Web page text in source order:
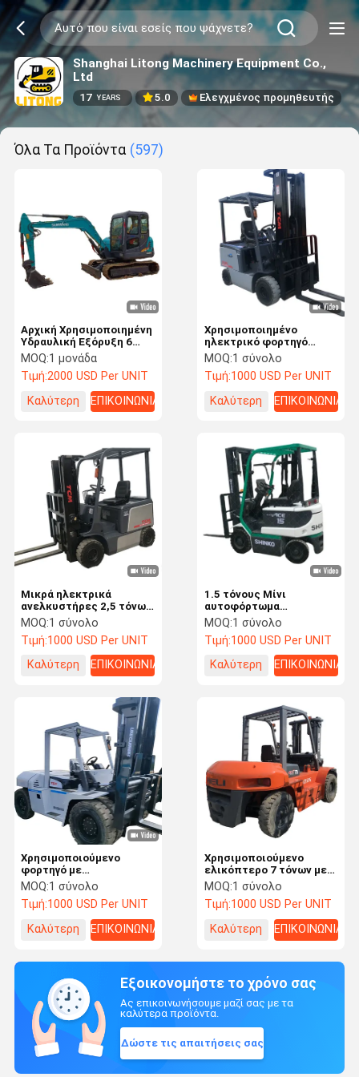
Shanghai Litong Machinery Equipment Co.,
Ltd
17 YEARS 5.0 Ελεγχμένος προμηθευτής
Όλα Τα Προϊόντα (597)
Αρχική Χρησιμοποιημένη
Υδραυλική Εξόρυξη 6
Τόνων SUNWARD
SWE60E SWE70E
MOQ:1 μονάδα
Τιμή:2000 USD Per UNIT
Καλύτερη
ΕΠΙΚΟΙΝΩΝΙΑ
Χρησιμοποιημένο
ηλεκτρικό φορτηγό
ανελκυστήρα TCM 2,5
τόνων 3 τόνων 3,5 τόνων
5 τόνων κινητήρα ντίζελ
MOQ:1 σύνολο
Τιμή:1000 USD Per UNIT
Καλύτερη
ΕΠΙΚΟΙΝΩΝΙΑ
Μικρά ηλεκτρικά
ανελκυστήρες 2,5 τόνων
για αποθήκευση και
μεταφορά υλικών
MOQ:1 σύνολο
Τιμή:1000 USD Per UNIT
Καλύτερη
ΕΠΙΚΟΙΝΩΝΙΑ
1.5 τόνους Μίνι
αυτοφόρτωμα
Ηλεκτρικό
λειτουργούντα
χρησιμοποιημένο
αποθεματικό 1500Kg
φορτηγό ντίζελ κινητήρα
MOQ:1 σύνολο
Τιμή:1000 USD Per UNIT
Καλύτερη
ΕΠΙΚΟΙΝΩΝΙΑ
Χρησιμοποιούμενο
φορτηγό με
σιδηροτροχείο TCM 10T
Diesel με κιβώτιο
ταχυτήτων και ελαστικό
MOQ:1 σύνολο
Τιμή:1000 USD Per UNIT
Καλύτερη
ΕΠΙΚΟΙΝΩΝΙΑ
Χρησιμοποιούμενο
ελικόπτερο 7 τόνων με
ντίζελ Original Engine
Core Components
MOQ:1 σύνολο
Τιμή:1000 USD Per UNIT
Καλύτερη
ΕΠΙΚΟΙΝΩΝΙΑ
Εξοικονομήστε το χρόνο σας
Ας επικοινωνήσουμε μαζί σας με τα
καλύτερα προϊόντα.
Δώστε τις απαιτήσεις σας